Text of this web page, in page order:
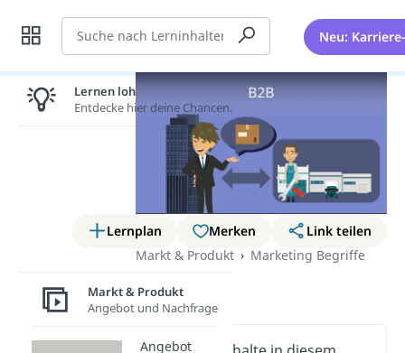
Suche Neu:
Lernplan Merken
Link teilen
Markt & Produkt
Marketing Begriffe
B2B
Lernen lohnt sich!
Entdecke hier deine Chancen.
Markt & Produkt
Angebot und Nachfrage
Angebot